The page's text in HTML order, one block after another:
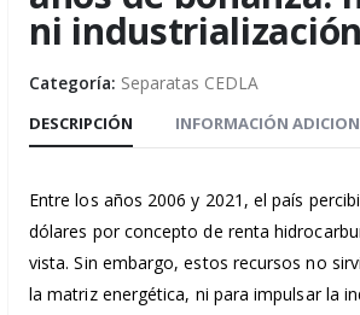
ni industrialización
Categoría: Separatas CEDLA
DESCRIPCIÓN INFORMACIÓN
Entre los años 2006 y 2021, el país
dólares por concepto de renta
vista. Sin embargo, estos recursos no
la matriz energética, ni para impulsar la